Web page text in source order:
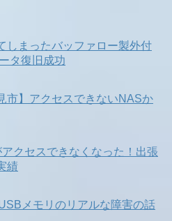
しまったバッファロー製外付
タ復旧成功
市】アクセスできないNASか
クセスできなくなった！出張
績
メモリのリアルな障害の話